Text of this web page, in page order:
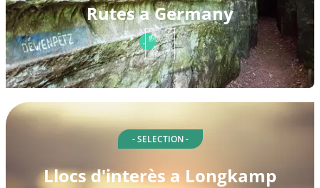
Rutes a Germany
- SELECTION -
Llocs d'interès a Longkamp